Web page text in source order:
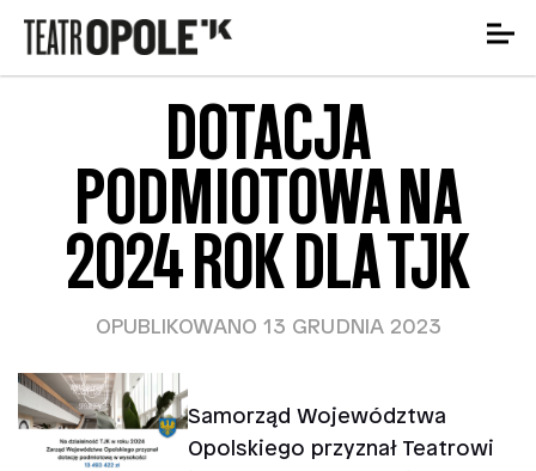
DOTACJA
PODMIOTOWA NA
2024 ROK DLA TJK
OPUBLIKOWANO 13 GRUDNIA 2023
Samorząd Województwa
Opolskiego przyznał Teatrowi